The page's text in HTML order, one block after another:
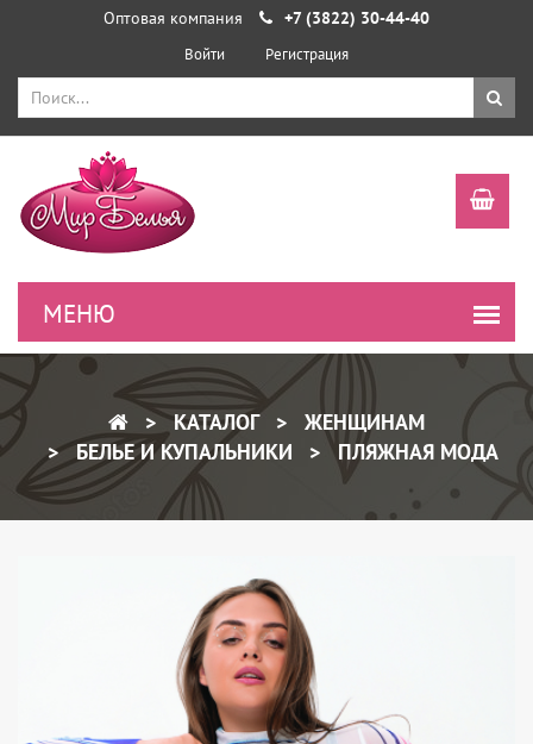
Оптовая компания +7 (3822) 30-44-40
Войти Регистрация
КАТАЛОГ
ЖЕНЩИНАМ
БЕЛЬЕ И КУПАЛЬНИКИ
ПЛЯЖНАЯ МОДА